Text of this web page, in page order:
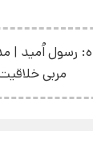
رسول اُمید |
مربی